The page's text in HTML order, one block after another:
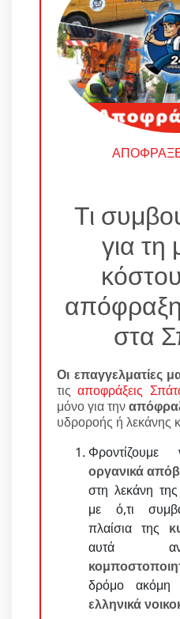
Τι
για τη
στα
Οι επαγγελματίες
τιςαποφράξεις
μόνο για την
υδροροής ή λεκάνης
οργανικά
στη λεκάνη της
με ό,τι
πλαίσια της
αυτά
δρόμο
ελληνικά